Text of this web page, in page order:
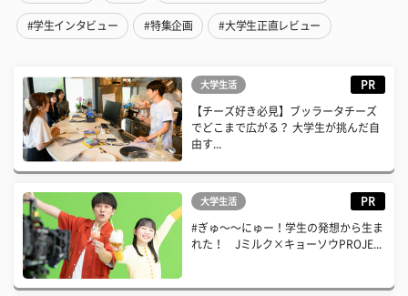
#学生インタビュー #特集企画 #大学生正直レビュー
大学生活 PR
【チーズ好き必見】ブッラータチーズ
でどこまで広がる？ 大学生が挑んだ自
由す...
大学生活 PR
#ぎゅ〜〜にゅー！学生の発想から生ま
れた！ Jミルク×キョーソウPROJE...